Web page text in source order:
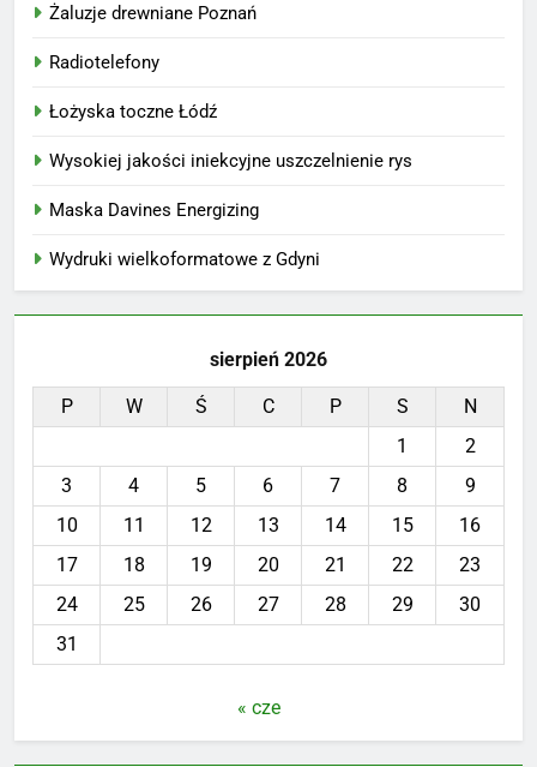
Żaluzje drewniane Poznań
Radiotelefony
Łożyska toczne Łódź
Wysokiej jakości iniekcyjne uszczelnienie rys
Maska Davines Energizing
Wydruki wielkoformatowe z Gdyni
sierpień 2026
P W Ś C P S
N
1
2
3
4 5 6 7 8
9
10
11 12 13 14 15
16
17
18 19 20 21 22
23
24
25 26 27 28 29
30
31
« cze